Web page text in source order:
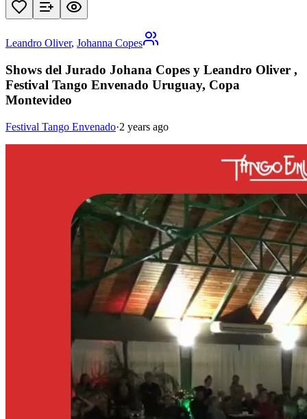
Leandro Oliver, Johanna Copes
Shows del Jurado Johana Copes y Leandro Oliver ,
Festival Tango Envenado Uruguay, Copa
Montevideo
Festival Tango Envenado·2 years ago